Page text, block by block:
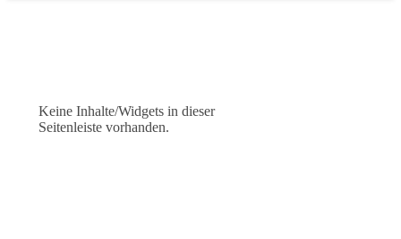
Keine Inhalte/Widgets in dieser
Seitenleiste vorhanden.